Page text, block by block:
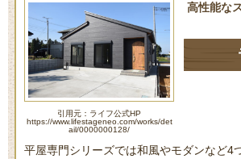
高性能な
引用元：ライフ公式HP
https://www.lifestageneo.com/works/det
ail/0000000128/
平屋専門シリーズでは和風やモダンなど4